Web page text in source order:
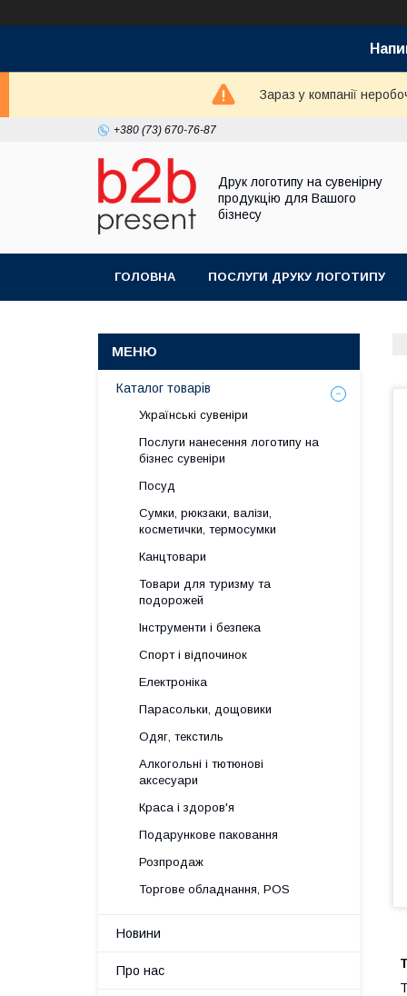
Зараз у компанії
+380 (73) 670-76-87
Друк логотипу на сувенірну
продукцію для Вашого
бізнесу
ГОЛОВНА ПОСЛУГИ ДРУКУ ЛОГОТИПУ
Каталог товарів
Українські сувеніри
Послуги нанесення логотипу на
бізнес сувеніри
Посуд
Сумки, рюкзаки, валізи,
косметички, термосумки
Канцтовари
Товари для туризму та
подорожей
Інструменти і безпека
Спорт і відпочинок
Електроніка
Парасольки, дощовики
Одяг, текстиль
Алкогольні і тютюнові
аксесуари
Краса і здоров'я
Подарункове паковання
Розпродаж
Торгове обладнання, POS
Новини
Про нас